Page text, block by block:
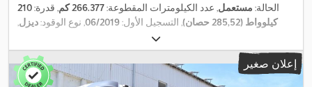
الحالة: مستعمل, عدد الكيلومترات المقطوعة:266.377 كم , قدرة:210
كيلوواط (285,52 حصان)
, التسجيل الأول:06/2019, نوع الوقود:ديزل,
, الوزن الأقصى للحمولة:
الإجمالي:16.000 كجم , تكوين المحور: 4x2 , قاعدة العجلات:3.800 مم
,
فرامل:كبح المحرك, لون:أخضر, كابينة السائق:كابينة نهارية, نوع
تلقائي , فئة الانبعاثات: يورو 6 , تعليق:هواء, عدد المقاعد: 2, طول
إعلان صغير